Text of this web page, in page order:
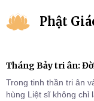
Phật
Tháng Bảy tri ân:
Trong tinh thần tri ân
hùng Liệt sĩ không chỉ